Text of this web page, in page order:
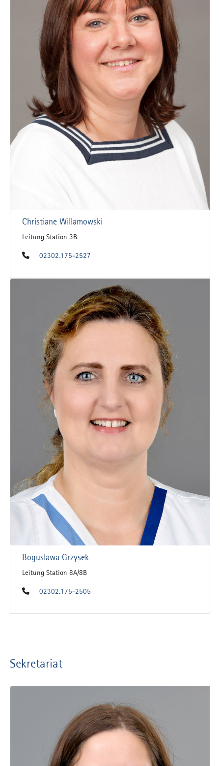
Christiane Willamowski
Leitung Station 3B
02302.175-2527
Boguslawa Grzysek
Leitung Station 8A/8B
02302.175-2505
Sekretariat